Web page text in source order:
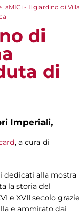
aMICi - Il giardino di Villa
di
di
Imperiali,
, a cura di
dedicati alla mostra
la storia del
e XVII secolo grazie
e ammirato dai